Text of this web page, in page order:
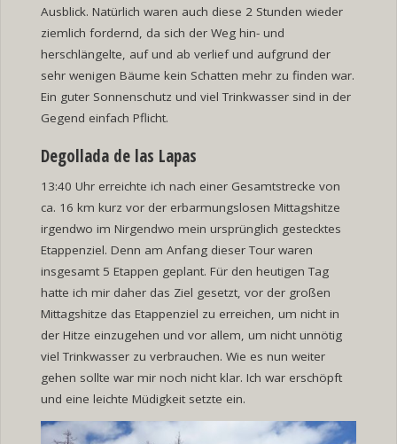
Ausblick. Natürlich waren auch diese 2 Stunden wieder
ziemlich fordernd, da sich der Weg hin- und
herschlängelte, auf und ab verlief und aufgrund der
sehr wenigen Bäume kein Schatten mehr zu finden war.
Ein guter Sonnenschutz und viel Trinkwasser sind in der
Gegend einfach Pflicht.
Degollada de las Lapas
13:40 Uhr erreichte ich nach einer Gesamtstrecke von
ca. 16 km kurz vor der erbarmungslosen Mittagshitze
irgendwo im Nirgendwo mein ursprünglich gestecktes
Etappenziel. Denn am Anfang dieser Tour waren
insgesamt 5 Etappen geplant. Für den heutigen Tag
hatte ich mir daher das Ziel gesetzt, vor der großen
Mittagshitze das Etappenziel zu erreichen, um nicht in
der Hitze einzugehen und vor allem, um nicht unnötig
viel Trinkwasser zu verbrauchen. Wie es nun weiter
gehen sollte war mir noch nicht klar. Ich war erschöpft
und eine leichte Müdigkeit setzte ein.